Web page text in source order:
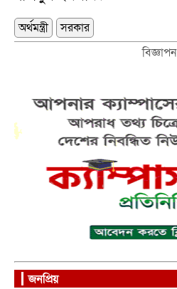
অর্থমন্ত্রী
সরকার
বিজ্ঞাপন
জনপ্রিয়